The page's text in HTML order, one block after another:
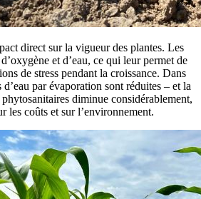
direct sur la vigueur des plantes. Les
et d’eau, ce qui leur permet de
de stress pendant la croissance. Dans
par évaporation sont réduites – et la
diminue considérablement,
les coûts et sur l’environnement.